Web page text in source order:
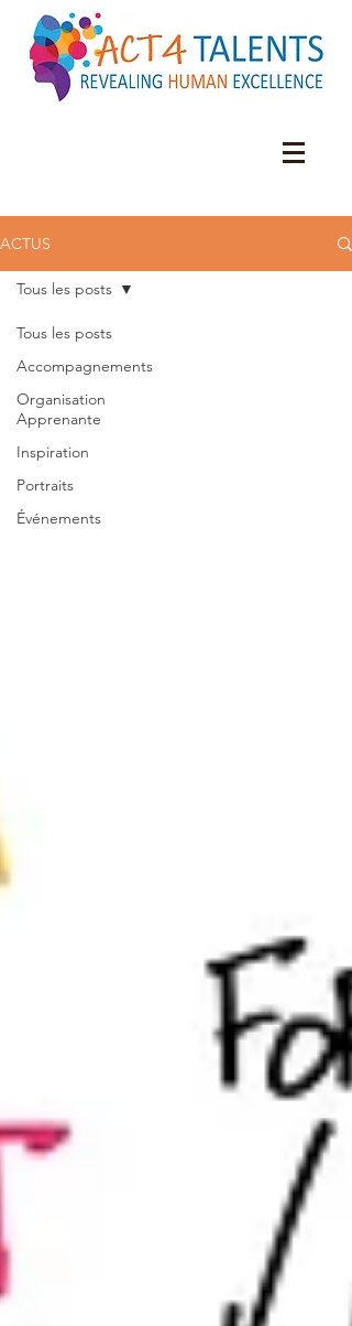
ACTUS
Tous les posts
Accompagnements
Organisation
Apprenante
Inspiration
Portraits
Événements
Tous les posts